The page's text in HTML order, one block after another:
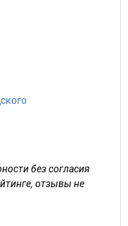
без согласия
отзывы не